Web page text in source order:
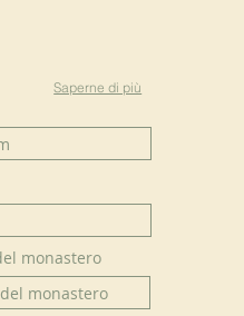
Saperne di più
monastero